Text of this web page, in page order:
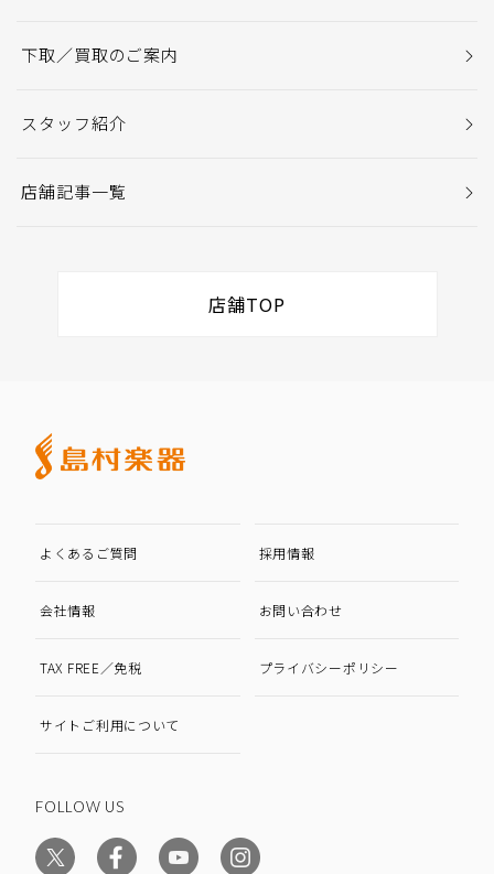
下取／買取のご案内
スタッフ紹介
店舗記事一覧
店舗TOP
よくあるご質問 採用情報
会社情報 お問い合わせ
TAX FREE／免税 プライバシーポリシー
サイトご利用について
FOLLOW US